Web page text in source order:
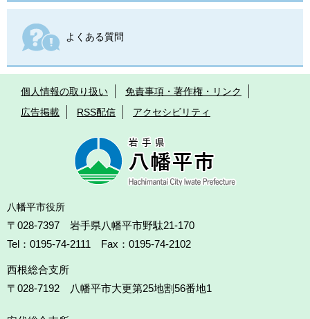
よくある質問
個人情報の取り扱い
免責事項・著作権・リンク
広告掲載
RSS配信 アクセシビリティ
八幡平市役所
〒028-7397 岩手県八幡平市野駄21-170
Tel：0195-74-2111 Fax：0195-74-2102
西根総合支所
〒028-7192
八幡平市大更第25地割56番地1